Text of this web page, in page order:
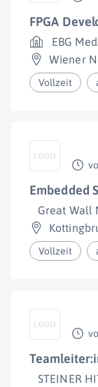
FPGA
EBG
Wiener
Vollzeit
Embedded
Great Wall
Vollzeit
STEINER